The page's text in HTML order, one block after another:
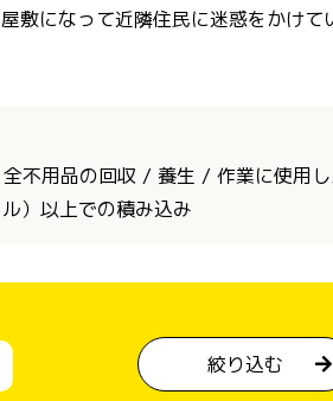
敷になって近隣住民に迷惑をかけて
不用品の回収 / 養生 / 作業に使用
）以上での積み込み
絞り込む